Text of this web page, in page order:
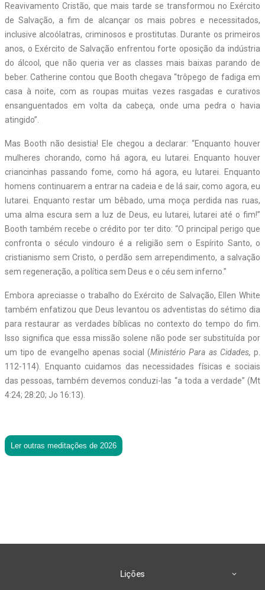
Reavivamento Cristão, que mais tarde se transformou no Exército
de Salvação, a fim de alcançar os mais pobres e necessitados,
inclusive alcoólatras, criminosos e prostitutas. Durante os primeiros
anos, o Exército de Salvação enfrentou forte oposição da indústria
do álcool, que não queria ver as classes mais baixas parando de
beber. Catherine contou que Booth chegava “trôpego de fadiga em
casa à noite, com as roupas muitas vezes rasgadas e curativos
ensanguentados em volta da cabeça, onde uma pedra o havia
atingido”.
Mas Booth não desistia! Ele chegou a declarar: “Enquanto houver
mulheres chorando, como há agora, eu lutarei. Enquanto houver
criancinhas passando fome, como há agora, eu lutarei. Enquanto
homens continuarem a entrar na cadeia e de lá sair, como agora, eu
lutarei. Enquanto restar um bêbado, uma moça perdida nas ruas,
uma alma escura sem a luz de Deus, eu lutarei, lutarei até o fim!”
Booth também recebe o crédito por ter dito: “O principal perigo que
confronta o século vindouro é a religião sem o Espírito Santo, o
cristianismo sem Cristo, o perdão sem arrependimento, a salvação
sem regeneração, a política sem Deus e o céu sem inferno.”
Embora apreciasse o trabalho do Exército de Salvação, Ellen White
também enfatizou que Deus levantou os adventistas do sétimo dia
para restaurar as verdades bíblicas no contexto do tempo do fim.
Isso significa que essa missão solene não pode ser substituída por
um tipo de evangelho apenas social (Ministério Para as Cidades, p.
112-114). Enquanto cuidamos das necessidades físicas e sociais
das pessoas, também devemos conduzi-las “a toda a verdade” (Mt
4:24; 28:20; Jo 16:13).
Ler outras meditações de 2026
Lições